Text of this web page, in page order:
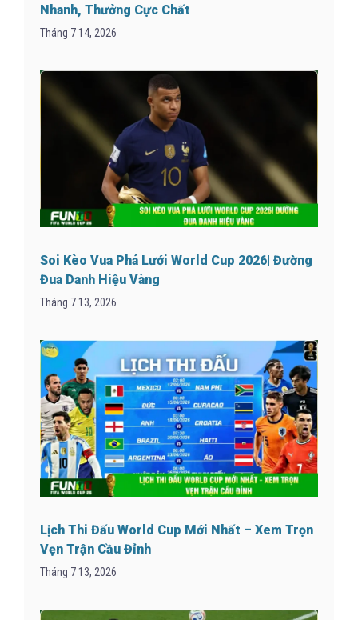
Nhanh, Thưởng Cực Chất
Tháng 7 14, 2026
Soi Kèo Vua Phá Lưới World Cup 2026| Đường
Đua Danh Hiệu Vàng
Tháng 7 13, 2026
Lịch Thi Đấu World Cup Mới Nhất – Xem Trọn
Vẹn Trận Cầu Đỉnh
Tháng 7 13, 2026